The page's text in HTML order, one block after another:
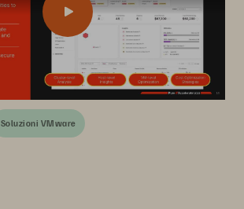
Soluzioni VMware